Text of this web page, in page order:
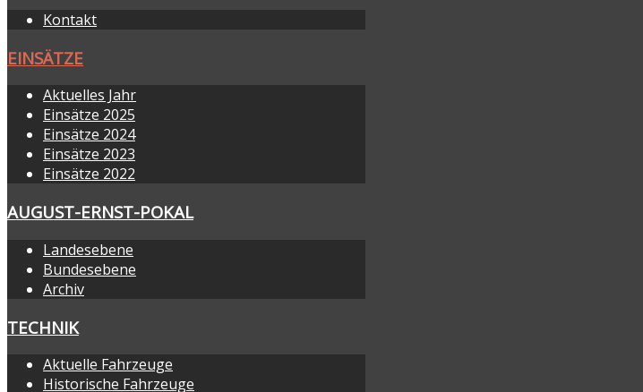
Kontakt
EINSÄTZE
Aktuelles Jahr
Einsätze 2025
Einsätze 2024
Einsätze 2023
Einsätze 2022
AUGUST-ERNST-POKAL
Landesebene
Bundesebene
Archiv
TECHNIK
Aktuelle Fahrzeuge
Historische Fahrzeuge